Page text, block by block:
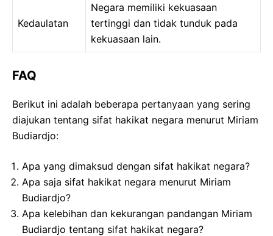
Kedaulatan
Negara memiliki kekuasaan
tertinggi dan tidak tunduk pada
kekuasaan lain.
FAQ
Berikut ini adalah beberapa pertanyaan yang sering
diajukan tentang sifat hakikat negara menurut Miriam
Budiardjo:
Apa yang dimaksud dengan sifat hakikat negara?
Apa saja sifat hakikat negara menurut Miriam
Budiardjo?
Apa kelebihan dan kekurangan pandangan Miriam
Budiardjo tentang sifat hakikat negara?